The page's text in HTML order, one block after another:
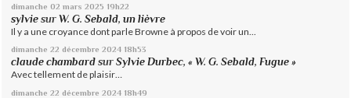
dimanche 02 mars 2025 19h22
sylvie surW. G. Sebald, un lièvre
Il y a une croyance dont parle Browne à propos de voir un...
dimanche 22 décembre 2024 18h53
claude chambard surSylvie Durbec, « W. G. Sebald, Fugue »
Avec tellement de plaisir…
dimanche 22 décembre 2024 18h49